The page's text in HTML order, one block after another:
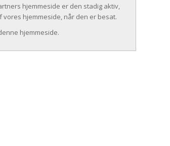
hjemmeside er den stadig aktiv,
hjemmeside, når den er besat.
hjemmeside.